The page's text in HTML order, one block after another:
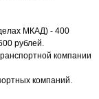
МКАД) - 400
рублей.
компании
компаний.